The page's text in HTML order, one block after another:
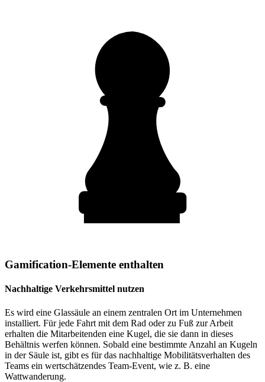
Gamification-Elemente enthalten
Nachhaltige Verkehrsmittel nutzen
Es wird eine Glassäule an einem zentralen Ort im Unternehmen
installiert. Für jede Fahrt mit dem Rad oder zu Fuß zur Arbeit
erhalten die Mitarbeitenden eine Kugel, die sie dann in dieses
Behältnis werfen können. Sobald eine bestimmte Anzahl an Kugeln
in der Säule ist, gibt es für das nachhaltige Mobilitätsverhalten des
Teams ein wertschätzendes Team-Event, wie z. B. eine
Wattwanderung.